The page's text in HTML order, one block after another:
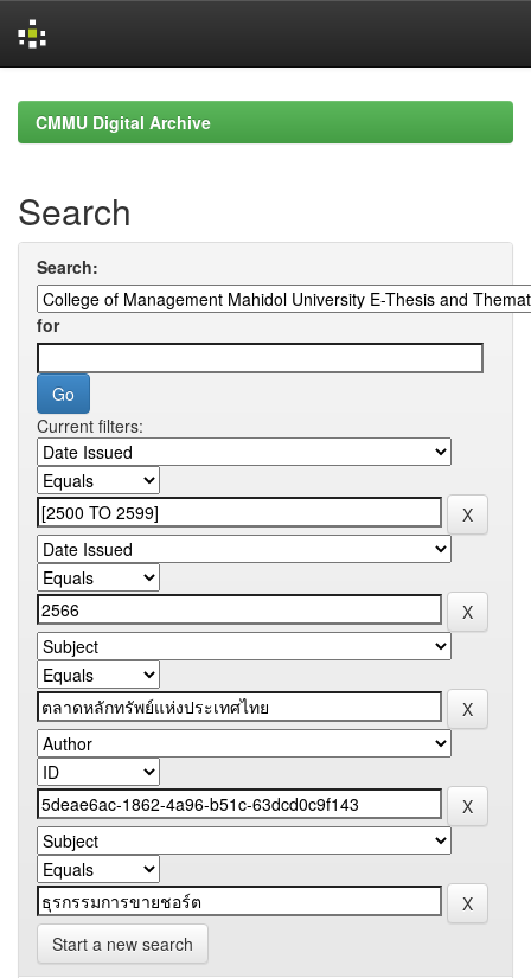
navigationCMMU Digital Archive
Search
Search:
for
Current filters:
Start a new search